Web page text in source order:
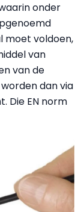
onder
moet voldoen,
van
van de
dan via
Die EN norm